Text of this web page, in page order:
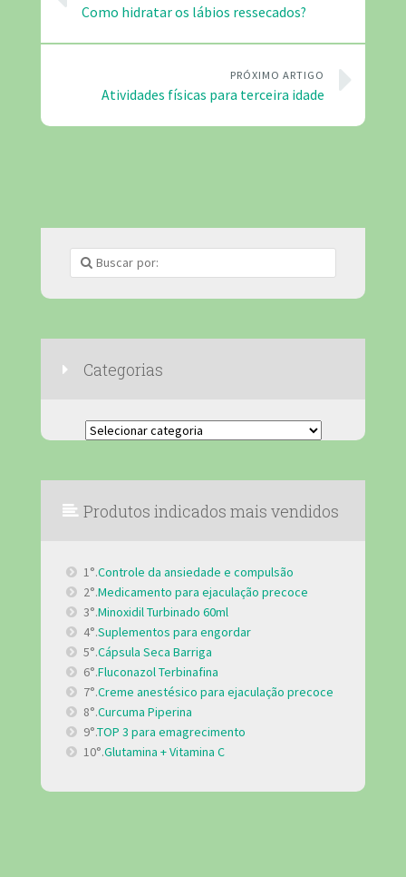
Como hidratar os lábios ressecados?
PRÓXIMO ARTIGO
Atividades físicas para terceira idade
Categorias
Categorias
Produtos indicados mais vendidos
1°.Controle da ansiedade e compulsão
2°.Medicamento para ejaculação precoce
3°.Minoxidil Turbinado 60ml
4°.Suplementos para engordar
5°.Cápsula Seca Barriga
6°.Fluconazol Terbinafina
7°.Creme anestésico para ejaculação precoce
8°.Curcuma Piperina
9°.TOP 3 para emagrecimento
10°.Glutamina + Vitamina C